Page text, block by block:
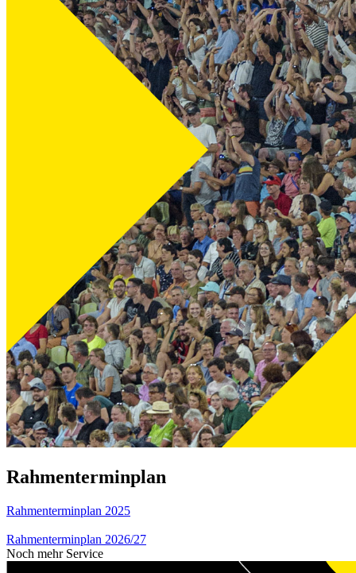
Rahmenterminplan
Rahmenterminplan 2025
Rahmenterminplan 2026/27
Noch mehr Service